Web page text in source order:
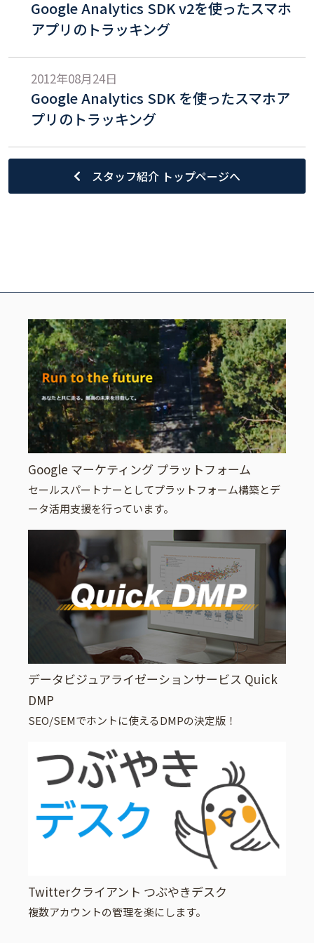
Google Analytics SDK v2を使ったスマホ
アプリのトラッキング
2012年08月24日
Google Analytics SDK を使ったスマホア
プリのトラッキング
スタッフ紹介 トップページへ
Google マーケティング プラットフォーム
セールスパートナーとしてプラットフォーム構築とデ
ータ活用支援を行っています。
データビジュアライゼーションサービス Quick
DMP
SEO/SEMでホントに使えるDMPの決定版！
Twitterクライアント つぶやきデスク
複数アカウントの管理を楽にします。